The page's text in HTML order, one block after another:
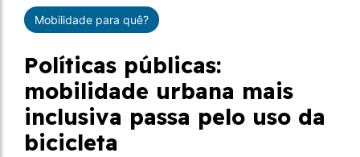
Mobilidade para quê?
Políticas públicas:
mobilidade urbana mais
inclusiva passa pelo uso da
bicicleta